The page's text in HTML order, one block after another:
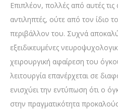
Επιπλέον, πολλές από αυτές τις
αντιληπτές, ούτε από τον ίδιο
περιβάλλον του. Συχνά
εξειδικευμένες
χειρουργική αφαίρεση του
λειτουργία επανέρχεται σε
ενισχύει την εντύπωση ότι ο
στην πραγματικότητα